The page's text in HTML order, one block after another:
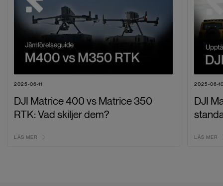
2025-06-11
DJI Matrice 400 vs Matrice 350
RTK: Vad skiljer dem?
LÄS MER
2025-06-
DJI
LÄS MER